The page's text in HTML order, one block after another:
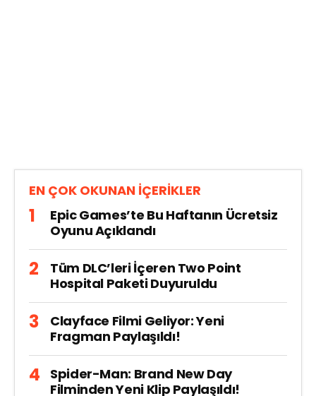
EN ÇOK OKUNAN İÇERİKLER
Epic Games’te Bu Haftanın Ücretsiz
Oyunu Açıklandı
Tüm DLC’leri İçeren Two Point
Hospital Paketi Duyuruldu
Clayface Filmi Geliyor: Yeni
Fragman Paylaşıldı!
Spider-Man: Brand New Day
Filminden Yeni Klip Paylaşıldı!